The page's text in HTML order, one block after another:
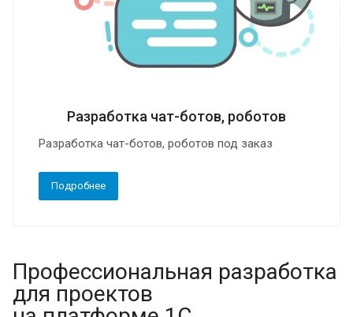
Разработка чат-ботов, роботов
Разработка чат-ботов, роботов под заказ
Подробнее
Профессиональная разработка
для проектов